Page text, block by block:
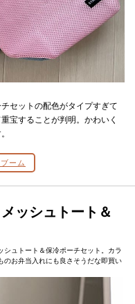
セットの配色がタイプすぎて
宝することが判明。かわいく
ーム
ッシュトート＆
シュトート＆保冷ポーチセット。カラ
のお弁当入れにも良さそうだな即買い